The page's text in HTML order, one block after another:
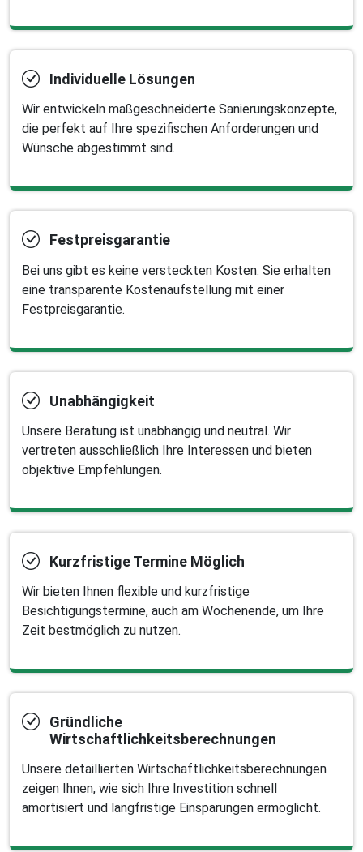
Individuelle Lösungen
Wir entwickeln maßgeschneiderte Sanierungskonzepte,
die perfekt auf Ihre spezifischen Anforderungen und
Wünsche abgestimmt sind.
Festpreisgarantie
Bei uns gibt es keine versteckten Kosten. Sie erhalten
eine transparente Kostenaufstellung mit einer
Festpreisgarantie.
Unabhängigkeit
Unsere Beratung ist unabhängig und neutral. Wir
vertreten ausschließlich Ihre Interessen und bieten
objektive Empfehlungen.
Kurzfristige Termine Möglich
Wir bieten Ihnen flexible und kurzfristige
Besichtigungstermine, auch am Wochenende, um Ihre
Zeit bestmöglich zu nutzen.
Gründliche
Wirtschaftlichkeitsberechnungen
Unsere detaillierten Wirtschaftlichkeitsberechnungen
zeigen Ihnen, wie sich Ihre Investition schnell
amortisiert und langfristige Einsparungen ermöglicht.